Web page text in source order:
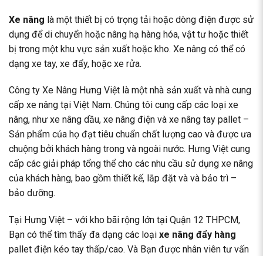
Xe nâng là một thiết bị có trọng tải hoặc dòng điện được sử
dụng để di chuyển hoặc nâng hạ hàng hóa, vật tư hoặc thiết
bị trong một khu vực sản xuất hoặc kho. Xe nâng có thể có
dạng xe tay, xe đẩy, hoặc xe rửa.
Công ty Xe Nâng Hưng Việt là một nhà sản xuất và nhà cung
cấp xe nâng tại Việt Nam. Chúng tôi cung cấp các loại xe
nâng, như xe nâng dầu, xe nâng điện và xe nâng tay pallet –
Sản phẩm của họ đạt tiêu chuẩn chất lượng cao và được ưa
chuộng bởi khách hàng trong và ngoài nước. Hưng Việt cung
cấp các giải pháp tổng thể cho các nhu cầu sử dụng xe nâng
của khách hàng, bao gồm thiết kế, lắp đặt và và bảo trì –
bảo dưỡng.
Tại Hưng Việt – với kho bãi rộng lớn tại Quận 12 THPCM,
Bạn có thể tìm thấy đa dạng các loại xe nâng đẩy hàng
pallet điện kéo tay thấp/cao. Và Bạn được nhân viên tư vấn